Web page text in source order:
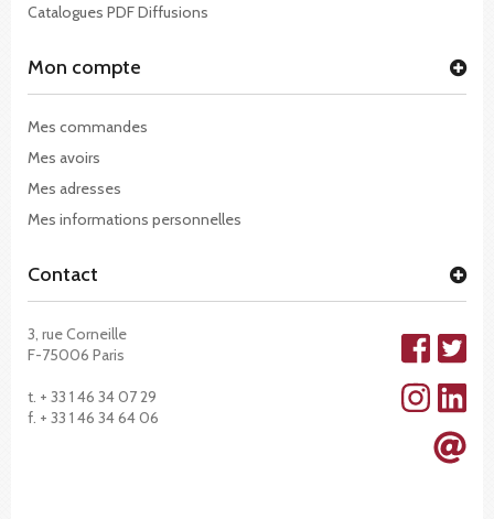
Catalogues PDF Diffusions
Mon compte
Mes commandes
Mes avoirs
Mes adresses
Mes informations personnelles
Contact
3, rue Corneille
F-75006 Paris
t. + 33 1 46 34 07 29
f. + 33 1 46 34 64 06